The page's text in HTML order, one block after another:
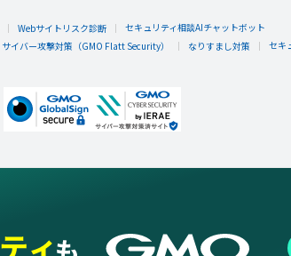
Webサイトリスク診断
セキュリティ相談AIチャットボット
サイバー攻撃対策（GMO Flatt Security） なりすまし対策 セキ